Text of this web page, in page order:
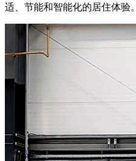
适、节能和智能化的居住体验。